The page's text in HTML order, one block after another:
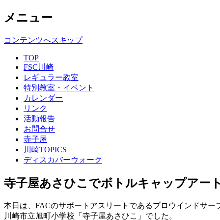
メニュー
コンテンツへスキップ
TOP
FSC川崎
レギュラー教室
特別教室・イベント
カレンダー
リンク
活動報告
お問合せ
寺子屋
川崎TOPICS
ディスカバーウォーク
寺子屋あさひこでボトルキャップアー
本日は、FACのサポートアスリートであるプロウインドサー
川崎市立旭町小学校「寺子屋あさひこ」でした。